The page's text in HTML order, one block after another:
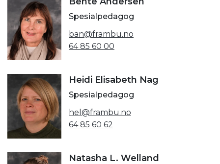
Spesialpedagog
ban@frambu.no
64 85 60 00
Heidi Elisabeth Nag
Spesialpedagog
hel@frambu.no
64 85 60 62
Natasha L. Welland